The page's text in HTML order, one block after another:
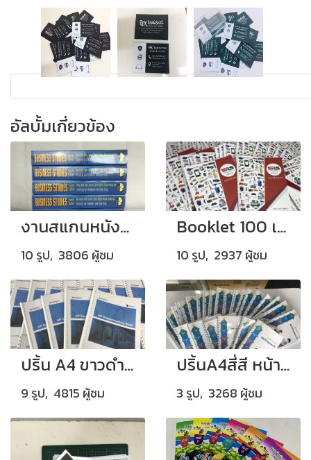
อัลบั้มเกี่ยวข้อง
งานสแกนหนังสือเล่มจริง ปริ้นเข้าเล่มไสกาว (สันกาว)
10 รูป, 3806 ผู้ชม
Booklet 100 เล่ม ขนาด A4
10 รูป, 2937 ผู้ชม
ปริ้น A4 ขาวดำหน้าหลัง ปกสี พร้อมเข้าเล่มกระดูกงู
9 รูป, 4815 ผู้ชม
ปริ้นA4สี่สี หน้าหลัง เข้าเล่มกระดูกงู
3 รูป, 3268 ผู้ชม